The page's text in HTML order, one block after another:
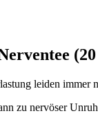
leiden immer
zu nervöser